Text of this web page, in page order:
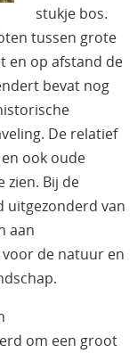
stukje bos.
tussen grote
en op afstand de
bevat nog
De relatief
ook oude
zien. Bij de
uitgezonderd van
aan
de natuur en
om een groot